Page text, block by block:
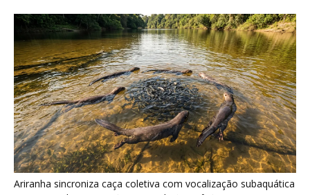
Ariranha sincroniza caça coletiva com vocalização subaquática